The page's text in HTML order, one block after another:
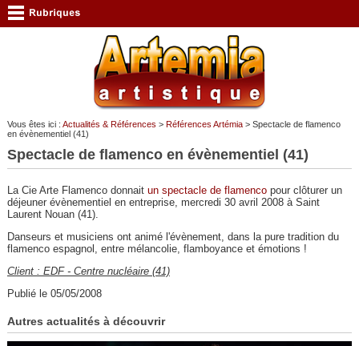
Vous êtes ici : Actualités & Références > Références Artémia> Spectacle de flamenco
en évènementiel (41)
Spectacle de flamenco en évènementiel (41)
La Cie Arte Flamenco donnait un spectacle de flamencopour clôturer un
déjeuner évènementiel en entreprise, mercredi 30 avril 2008 à Saint
Laurent Nouan (41).
Danseurs et musiciens ont animé l'évènement, dans la pure tradition du
flamenco espagnol, entre mélancolie, flamboyance et émotions !
Client : EDF - Centre nucléaire (41)
Publié le 05/05/2008
Autres actualités à découvrir